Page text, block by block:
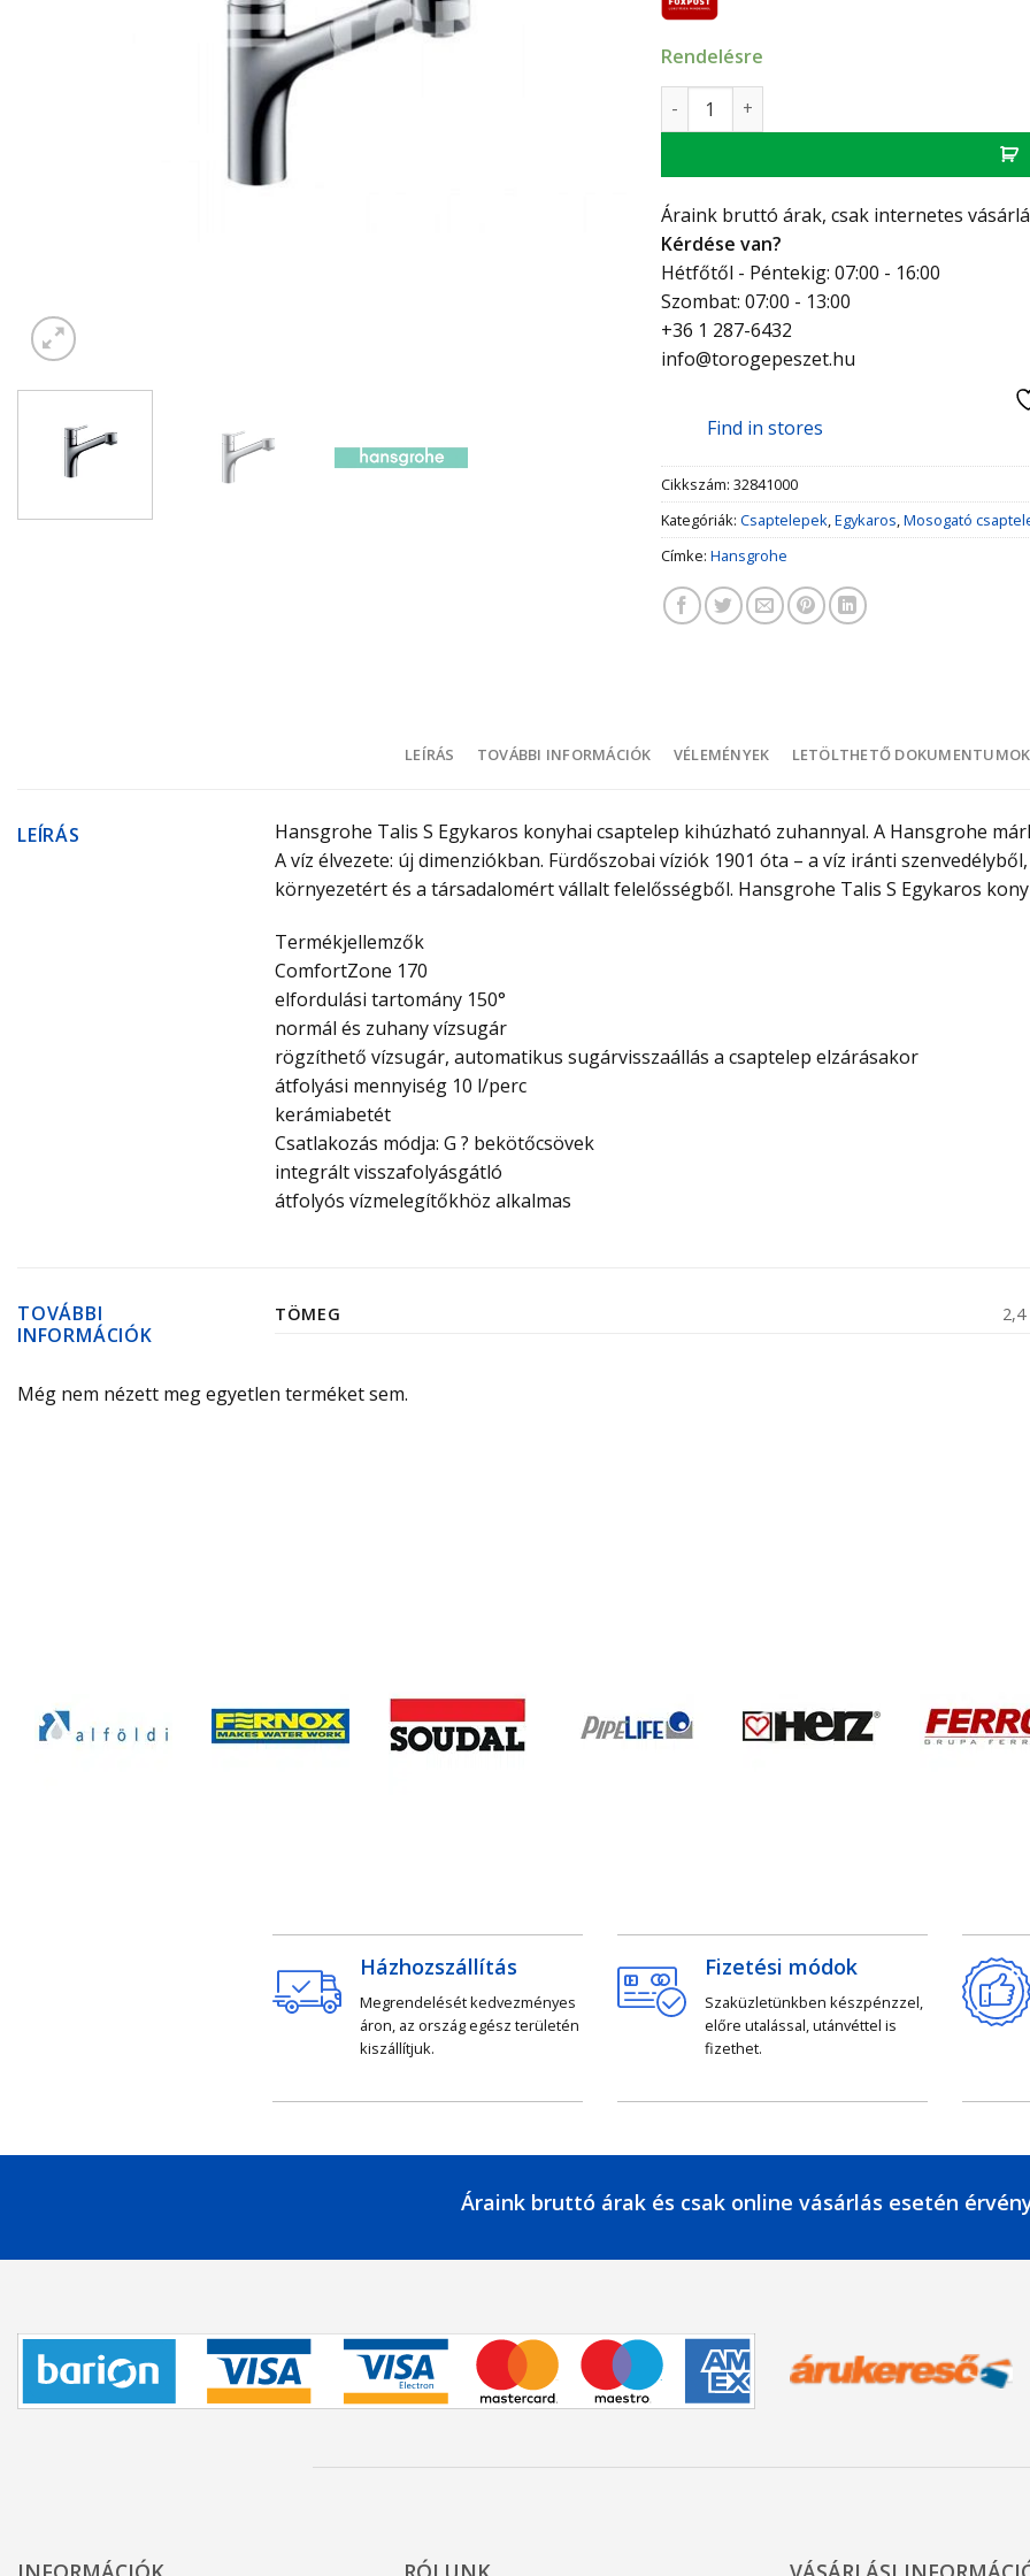
Rendelésre
Hansgrohe Talis S Egykaros konyhai
Áraink bruttó árak, csak internetes
Kérdése van?
Hétfőtől - Péntekig: 07:00 - 16:00
Szombat: 07:00 - 13:00
+36 1 287-6432
info@torogepeszet.hu
Find in stores
Cikkszám: 32841000
Kategóriák: Csaptelepek Egykaros Mosogató
Címke: Hansgrohe
LEÍRÁS TOVÁBBI INFORMÁCIÓK VÉLEMÉNYEK LETÖLTHETŐ DOKUMENTUMOK
LEÍRÁS
Hansgrohe Talis S Egykaros konyhai csaptelep kihúzható zuhannyal. A Hansgrohe
A víz élvezete: új dimenziókban. Fürdőszobai víziók 1901 óta – a víz iránti
környezetért és a társadalomért vállalt felelősségből. Hansgrohe Talis S Egykaros
Termékjellemzők
ComfortZone 170
elfordulási tartomány 150°
normál és zuhany vízsugár
rögzíthető vízsugár, automatikus sugárvisszaállás a csaptelep elzárásakor
átfolyási mennyiség 10 l/perc
kerámiabetét
Csatlakozás módja: G ? bekötőcsövek
integrált visszafolyásgátló
átfolyós vízmelegítőkhöz alkalmas
TOVÁBBI
INFORMÁCIÓK
TÖMEG
Még nem nézett meg egyetlen terméket sem.
Házhozszállítás
Megrendelését kedvezményes
áron, az ország egész területén
kiszállítjuk.
Fizetési módok
Szaküzletünkben készpénzzel,
előre utalással, utánvéttel is
fizethet.
Áraink bruttó árak és csak online vásárlás esetén